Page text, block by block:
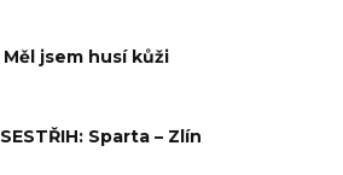
Měl jsem husí kůži
SESTŘIH: Sparta – Zlín